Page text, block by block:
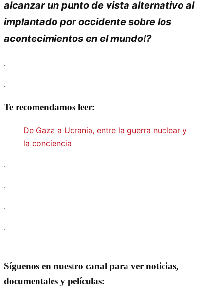
alcanzar un punto de vista alternativo al
implantado por occidente sobre los
acontecimientos en el mundo!?
.
.
Te recomendamos leer:
De Gaza a Ucrania, entre la guerra nuclear y
la conciencia
.
.
.
.
Síguenos en nuestro canal para ver noticias,
documentales y películas: